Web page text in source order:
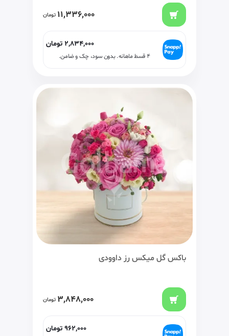
11,336,000 تومان
2,834,000 تومان
۴ قسط ماهانه. بدون سود، چک و ضامن.
باکس گل میکس رز داوودی
3,848,000 تومان
962,000 تومان